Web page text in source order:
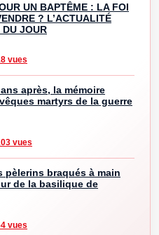
UN BAPTÊME : LA FOI
? L’ACTUALITÉ
DU JOUR
vues
après, la mémoire
martyrs de la guerre
vues
pèlerins braqués à main
de la basilique de
vues